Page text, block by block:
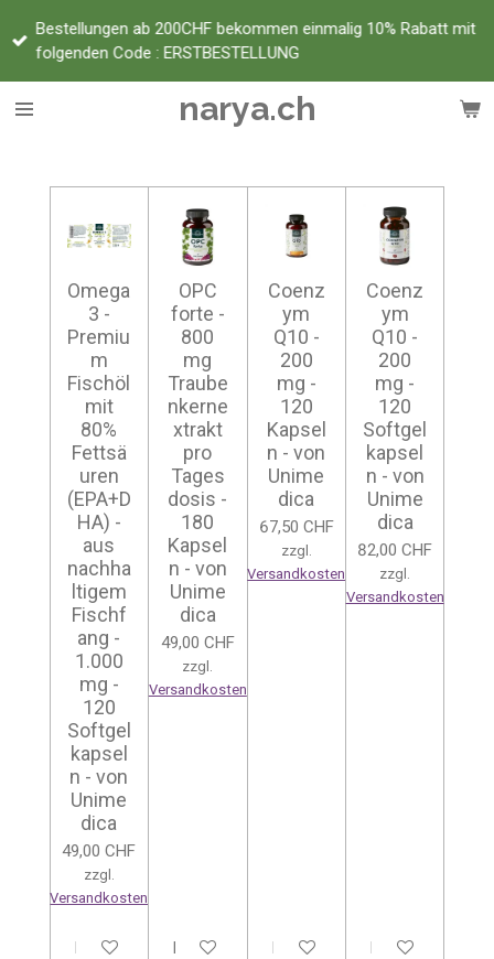
Zum
Hauptinhalt
narya.ch
Bestellungen ab 200CHF bekommen einmalig 10% Rabatt mit
folgenden Code : ERSTBESTELLUNG
Omega
3 -
Premiu
m
Fischöl
mit
80%
Fettsä
uren
(EPA+D
HA) -
aus
nachha
ltigem
Fischf
ang -
1.000
mg -
120
Softgel
kapsel
n - von
Unime
dica
49,00 CHF
zzgl.
Versandkosten
In den Warenkorb
OPC
forte -
800
mg
Traube
nkerne
xtrakt
pro
Tages
dosis -
180
Kapsel
n - von
Unime
dica
49,00 CHF
zzgl.
Versandkosten
In den Warenkorb
Coenz
ym
Q10 -
200
mg -
120
Kapsel
n - von
Unime
dica
67,50 CHF
zzgl.
Versandkosten
In den Warenkorb
Coenz
ym
Q10 -
200
mg -
120
Softgel
kapsel
n - von
Unime
dica
82,00 CHF
zzgl.
Versandkosten
In den